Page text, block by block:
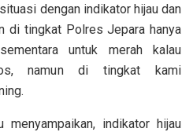
dengan indikator hijau dan
di tingkat Polres Jepara hanya
untuk merah kalau
namun di tingkat kami
menyampaikan, indikator hijau